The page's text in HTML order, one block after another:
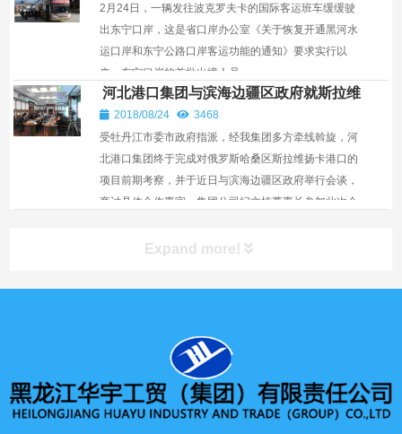
2月24日，一辆发往波克罗夫卡的国际客运班车缓缓驶
出东宁口岸，这是省口岸办公室《关于恢复开通黑河水
运口岸和东宁公路口岸客运功能的通知》要求实行以
来，东宁口岸的首批出境人员，...
河北港口集团与滨海边疆区政府就斯拉维
扬卡港口建设事宜举行会谈
2018/08/24
3468
受牡丹江市委市政府指派，经我集团多方牵线斡旋，河
北港口集团终于完成对俄罗斯哈桑区斯拉维扬卡港口的
项目前期考察，并于近日与滨海边疆区政府举行会谈，
商讨具体合作事宜，集团公司纪文楠董事长参加此次会
Expand more!
俄货商场